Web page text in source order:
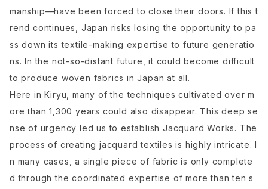
manship—have been forced to close their doors. If this t
rend continues, Japan risks losing the opportunity to pa
ss down its textile-making expertise to future generatio
ns. In the not-so-distant future, it could become difficult
to produce woven fabrics in Japan at all.
Here in Kiryu, many of the techniques cultivated over m
ore than 1,300 years could also disappear. This deep se
nse of urgency led us to establish Jacquard Works. The
process of creating jacquard textiles is highly intricate. I
n many cases, a single piece of fabric is only complete
d through the coordinated expertise of more than ten s